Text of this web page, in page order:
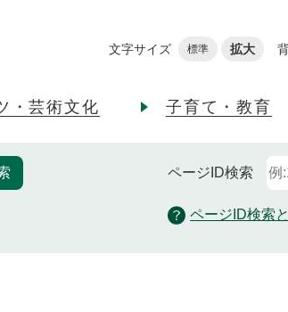
文字サイズ 標準 拡大
・芸術文化 子育て・教育
ページID検索
ページID検索